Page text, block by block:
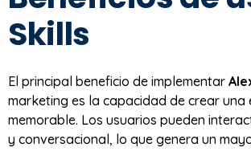
Skills
El principal beneficio de implementar
marketing es la capacidad de crear una
memorable. Los usuarios pueden
y conversacional, lo que genera un